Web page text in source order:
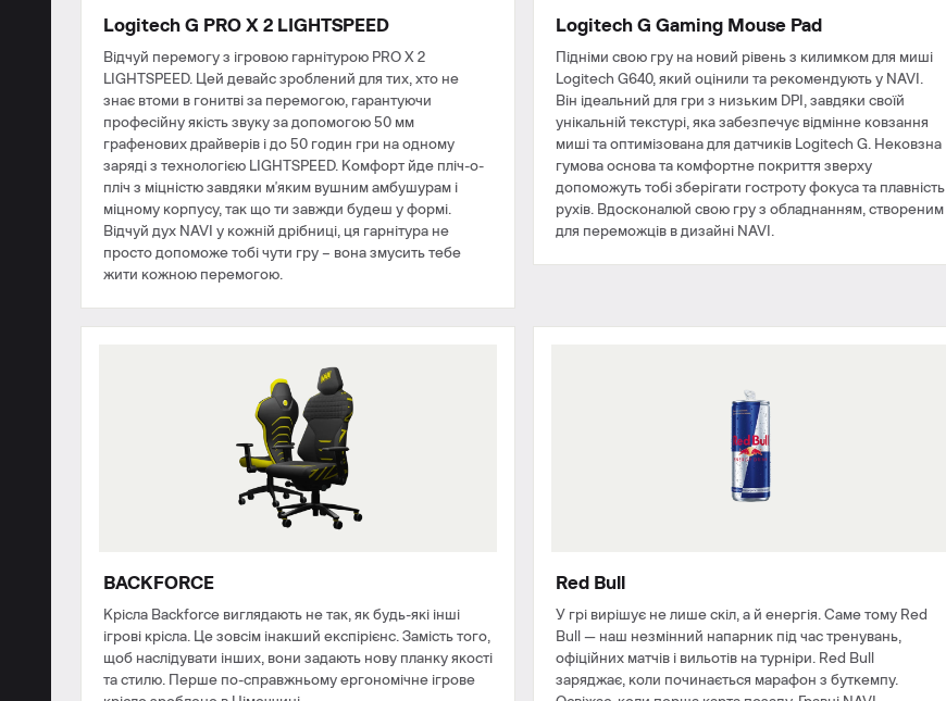
Logitech G PRO X 2 LIGHTSPEED
Відчуй перемогу з ігровою гарнітурою PRO X 2
LIGHTSPEED. Цей девайс зроблений для тих, хто не
знає втоми в гонитві за перемогою, гарантуючи
професійну якість звуку за допомогою 50 мм
графенових драйверів і до 50 годин гри на одному
заряді з технологією LIGHTSPEED. Комфорт йде пліч-о-
пліч з міцністю завдяки м'яким вушним амбушурам і
міцному корпусу, так що ти завжди будеш у формі.
Відчуй дух NAVI у кожній дрібниці, ця гарнітура не
просто допоможе тобі чути гру – вона змусить тебе
жити кожною перемогою.
Logitech G Gaming Mouse Pad
Підніми свою гру на новий рівень з килимком для миші
Logitech G640, який оцінили та рекомендують у NAVI.
Він ідеальний для гри з низьким DPI, завдяки своїй
унікальній текстурі, яка забезпечує відмінне ковзання
миші та оптимізована для датчиків Logitech G. Нековзна
гумова основа та комфортне покриття зверху
допоможуть тобі зберігати гостроту фокуса та плавність
рухів. Вдосконалюй свою гру з обладнанням, створеним
для переможців в дизайні NAVI.
BACKFORCE
Крісла Backforce виглядають не так, як будь-які інші
ігрові крісла. Це зовсім інакший експірієнс. Замість того,
щоб наслідувати інших, вони задають нову планку якості
та стилю. Перше по-справжньому ергономічне ігрове
Red Bull
У грі вирішує не лише скіл, а й енергія. Саме тому Red
Bull — наш незмінний напарник під час тренувань,
офіційних матчів і вильотів на турніри. Red Bull
заряджає, коли починається марафон з буткемпу.